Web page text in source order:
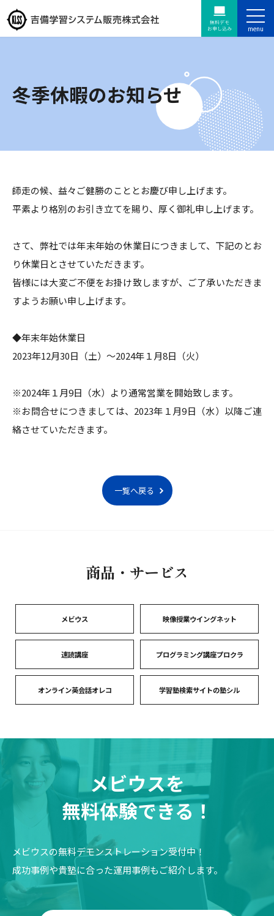
冬季休暇のお知らせ
師走の候、益々ご健勝のこととお慶び申し上げます。
平素より格別のお引き立てを賜り、厚く御礼申し上げます。
さて、弊社では年末年始の休業日につきまして、下記のとお
り休業日とさせていただきます。
皆様には大変ご不便をお掛け致しますが、ご了承いただきま
すようお願い申し上げます。
◆年末年始休業日
2023年12月30日（土）～2024年１月8日（火）
※2024年１月9日（水）より通常営業を開始致します。
※お問合せにつきましては、2023年１月9日（水）以降ご連
絡させていただきます。
一覧へ戻る
商品・サービス
メビウス 映像授業ウイングネット
速読講座 プログラミング講座プロクラ
オンライン英会話オレコ 学習塾検索サイトの塾シル
メビウスを
無料体験できる！
メビウスの無料デモンストレーション受付中！
成功事例や貴塾に合った運用事例もご紹介します。